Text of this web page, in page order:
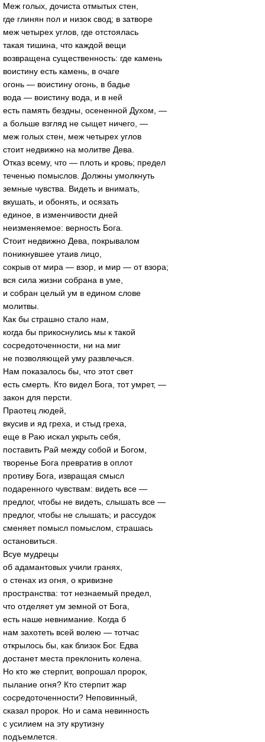
Меж голых, дочиста отмытых стен,
где глинян пол и низок свод; в затворе
меж четырех углов, где отстоялась
такая тишина, что каждой вещи
возвращена существенность: где камень
воистину есть камень, в очаге
огонь — воистину огонь, в бадье
вода — воистину вода, и в ней
есть память бездны, осененной Духом, —
а больше взгляд не сыщет ничего, —
меж голых стен, меж четырех углов
стоит недвижно на молитве Дева.
Отказ всему, что — плоть и кровь; предел
теченью помыслов. Должны умолкнуть
земные чувства. Видеть и внимать,
вкушать, и обонять, и осязать
единое, в изменчивости дней
неизменяемое: верность Бога.
Стоит недвижно Дева, покрывалом
поникнувшее утаив лицо,
сокрыв от мира — взор, и мир — от взора;
вся сила жизни собрана в уме,
и собран целый ум в едином слове
молитвы.
Как бы страшно стало нам,
когда бы прикоснулись мы к такой
сосредоточенности, ни на миг
не позволяющей уму развлечься.
Нам показалось бы, что этот свет
есть смерть. Кто видел Бога, тот умрет, —
закон для персти.
Праотец людей,
вкусив и яд греха, и стыд греха,
еще в Раю искал укрыть себя,
поставить Рай между собой и Богом,
творенье Бога превратив в оплот
противу Бога, извращая смысл
подаренного чувствам: видеть все —
предлог, чтобы не видеть, слышать все —
предлог, чтобы не слышать; и рассудок
сменяет помысл помыслом, страшась
остановиться.
Всуе мудрецы
об адамантовых учили гранях,
о стенах из огня, о кривизне
пространства: тот незнаемый предел,
что отделяет ум земной от Бога,
есть наше невнимание. Когда б
нам захотеть всей волею — тотчас
открылось бы, как близок Бог. Едва
достанет места преклонить колена.
Но кто же стерпит, вопрошал пророк,
пылание огня? Кто стерпит жар
сосредоточенности? Неповинный,
сказал пророк. Но и сама невинность
с усилием на эту крутизну
подъемлется.